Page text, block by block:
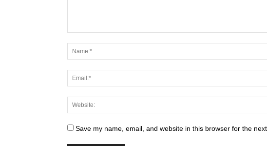
Save my name, email, and website in this browser for the